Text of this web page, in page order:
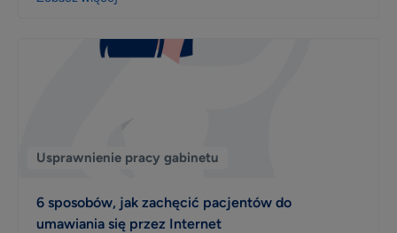
Usprawnienie pracy gabinetu
6 sposobów, jak zachęcić pacjentów do
umawiania się przez Internet